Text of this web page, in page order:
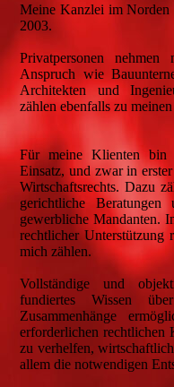
Meine Kanzlei im Norden
2003.
Privatpersonen nehmen
Anspruch wie
Architekten und
zählen ebenfalls zu
Für meine Klienten bin
Einsatz, und zwar in
Wirtschaftsrechts. Dazu
gerichtliche
gewerbliche Mandanten.
rechtlicher
mich zählen.
Vollständige und
fundiertes Wissen
Zusammenhänge
erforderlichen rechtlichen
zu verhelfen,
allem die notwendigen